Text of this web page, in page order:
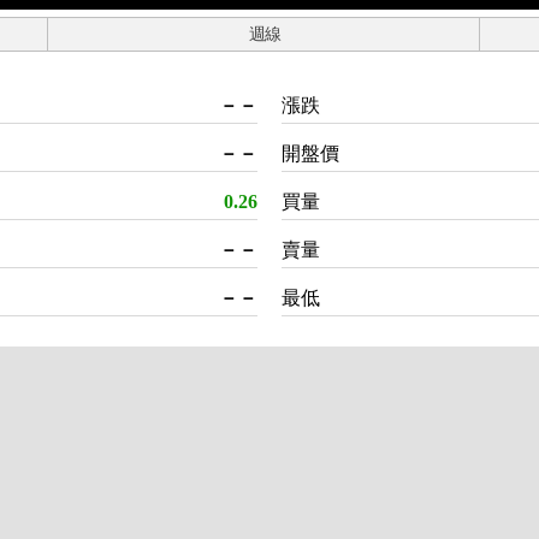
週線
－－
－－
0.26
－－
－－
漲跌
開盤價
買量
賣量
最低